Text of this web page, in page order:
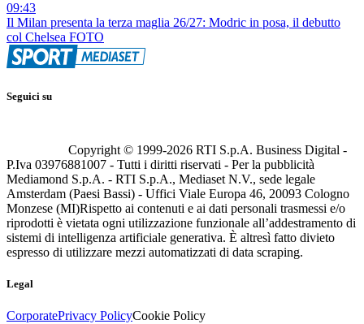
09:43
Il Milan presenta la terza maglia 26/27: Modric in posa, il debutto
col Chelsea FOTO
Seguici su
Copyright © 1999-2026 RTI S.p.A. Business Digital -
P.Iva 03976881007 - Tutti i diritti riservati - Per la pubblicità
Mediamond S.p.A. - RTI S.p.A., Mediaset N.V., sede legale
Amsterdam (Paesi Bassi) - Uffici Viale Europa 46, 20093 Cologno
Monzese (MI)Rispetto ai contenuti e ai dati personali trasmessi e/o
riprodotti è vietata ogni utilizzazione funzionale all’addestramento di
sistemi di intelligenza artificiale generativa. È altresì fatto divieto
espresso di utilizzare mezzi automatizzati di data scraping.
Legal
CorporatePrivacy PolicyCookie Policy